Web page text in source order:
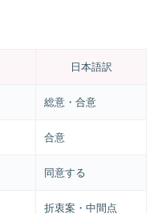
日本語訳
総意・合意
合意
同意する
折衷案・中間点